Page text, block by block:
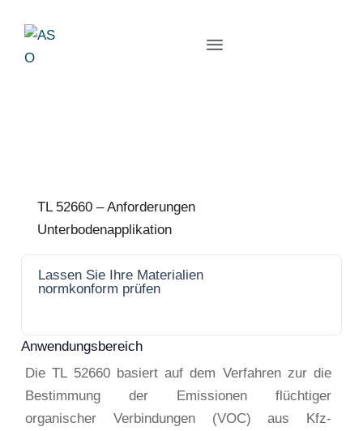
TL 52660 – Anforderungen
Unterbodenapplikation
Lassen Sie Ihre Materialien
normkonform prüfen
Anwendungsbereich
Die TL 52660 basiert auf dem Verfahren zur die
Bestimmung der Emissionen flüchtiger
organischer Verbindungen (VOC) aus Kfz-